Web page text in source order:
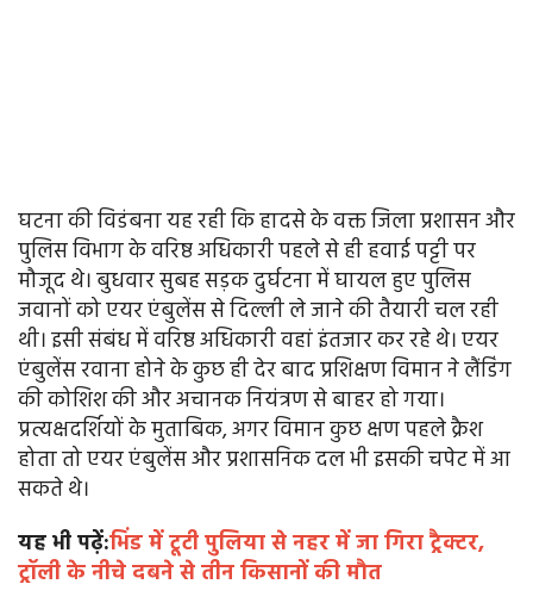
घटना की विडंबना यह रही कि हादसे के वक्त जिला प्रशासन और
पुलिस विभाग के वरिष्ठ अधिकारी पहले से ही हवाई पट्टी पर
मौजूद थे। बुधवार सुबह सड़क दुर्घटना में घायल हुए पुलिस
जवानों को एयर एंबुलेंस से दिल्ली ले जाने की तैयारी चल रही
थी। इसी संबंध में वरिष्ठ अधिकारी वहां इंतजार कर रहे थे। एयर
एंबुलेंस रवाना होने के कुछ ही देर बाद प्रशिक्षण विमान ने लैंडिंग
की कोशिश की और अचानक नियंत्रण से बाहर हो गया।
प्रत्यक्षदर्शियों के मुताबिक, अगर विमान कुछ क्षण पहले क्रैश
होता तो एयर एंबुलेंस और प्रशासनिक दल भी इसकी चपेट में आ
सकते थे।
यह भी पढ़ें:भिंड में टूटी पुलिया से नहर में जा गिरा ट्रैक्टर,
ट्रॉली के नीचे दबने से तीन किसानों की मौत